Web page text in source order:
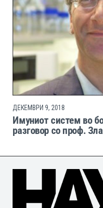
ДЕКЕМВРИ 9, 2018
Имуниот систем во
разговор со проф.